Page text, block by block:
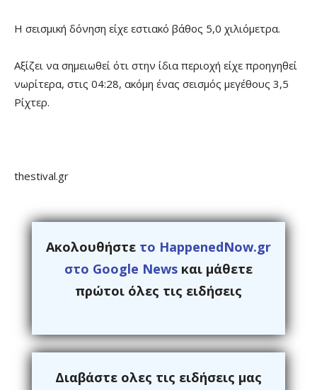
Η σεισμική δόνηση είχε εστιακό βάθος 5,0 χιλιόμετρα.
Αξίζει να σημειωθεί ότι στην ίδια περιοχή είχε προηγηθεί
νωρίτερα, στις 04:28, ακόμη ένας σεισμός μεγέθους 3,5
Ρίχτερ.
thestival.gr
Ακολουθήστε το HappenedNow.gr
στο Google News και μάθετε
πρώτοι όλες τις ειδήσεις
Διαβάστε ολες τις ειδήσεις μας